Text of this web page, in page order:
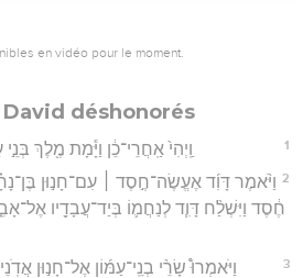
en vidéo pour le moment.
déshonorés
1 וַֽיְהִי֙ אַֽחֲרֵי־כֵ֔ן וַיָּ֕מָת מֶ֖לֶךְ בְּנֵ֣י
2 וַיֹּ֨אמֶר דָּוִ֜ד אֶעֱשֶׂה־חֶ֣סֶד ׀ עִם־חָנ֣וּן
חֶ֔סֶד וַיִּשְׁלַ֨ח דָּוִ֧ד לְנַחֲמ֛וֹ בְּיַד־עֲבָדָ֖יו
3
וַיֹּאמְרוּ֩ שָׂרֵ֨י בְנֵֽי־עַמּ֜וֹן אֶל־חָנ֣וּן